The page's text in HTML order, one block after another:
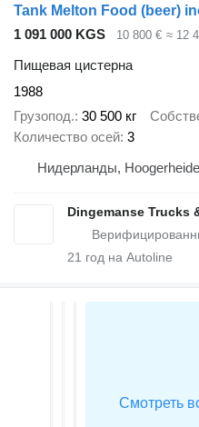
Tank Melton Food (beer)
1 091 000 KGS
10 800 € ≈ 12
Пищевая цистерна
1988
Грузопод. 30 500 кг
Количество осей 3
Нидерланды, Hoogerheide
Dingemanse Trucks
21 год на Autoline